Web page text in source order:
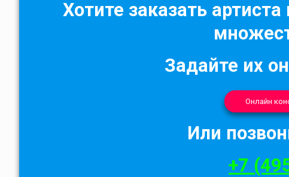
Хотите заказать
Задайте их
Онлайн
Или
+7